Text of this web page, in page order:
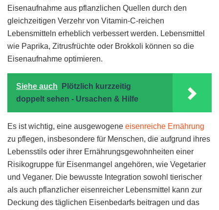
Eisenaufnahme aus pflanzlichen Quellen durch den
gleichzeitigen Verzehr von Vitamin-C-reichen
Lebensmitteln erheblich verbessert werden. Lebensmittel
wie Paprika, Zitrusfrüchte oder Brokkoli können so die
Eisenaufnahme optimieren.
Siehe auch
Plötzlich kurzzeitig
doppelt sehen - Ursachen & Hilfe
Es ist wichtig, eine ausgewogene eisenreiche Ernährung
zu pflegen, insbesondere für Menschen, die aufgrund ihres
Lebensstils oder ihrer Ernährungsgewohnheiten einer
Risikogruppe für Eisenmangel angehören, wie Vegetarier
und Veganer. Die bewusste Integration sowohl tierischer
als auch pflanzlicher eisenreicher Lebensmittel kann zur
Deckung des täglichen Eisenbedarfs beitragen und das